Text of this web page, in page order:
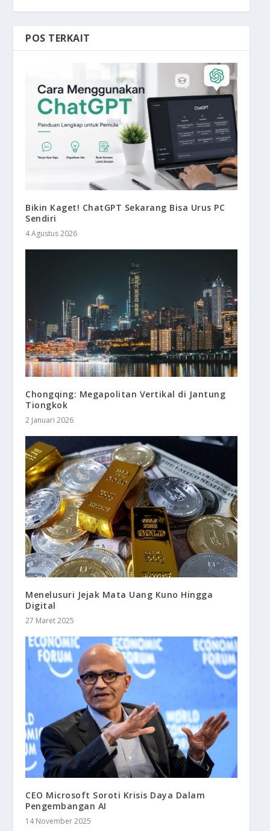
POS TERKAIT
Bikin Kaget! ChatGPT Sekarang Bisa Urus PC
Sendiri
4 Agustus 2026
Chongqing: Megapolitan Vertikal di Jantung
Tiongkok
2 Januari 2026
Menelusuri Jejak Mata Uang Kuno Hingga
Digital
27 Maret 2025
CEO Microsoft Soroti Krisis Daya Dalam
Pengembangan AI
14 November 2025